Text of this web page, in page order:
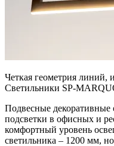
Четкая геометрия линий,
Светильники SP-
Подвесные декоративные
подсветки в офисных и
комфортный уровень
светильника – 1200 мм,